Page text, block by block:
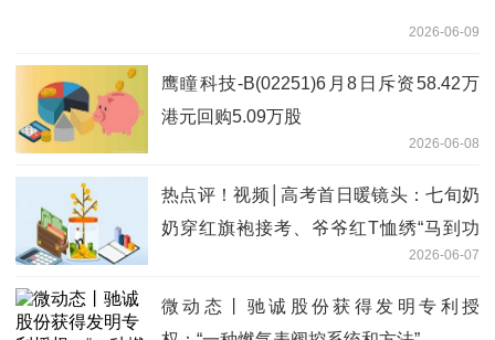
2026-06-09
鹰瞳科技-B(02251)6月8日斥资58.42万
港元回购5.09万股
2026-06-08
热点评！视频│高考首日暖镜头：七旬奶
奶穿红旗袍接考、爷爷红T恤绣“马到功
2026-06-07
微动态丨驰诚股份获得发明专利授